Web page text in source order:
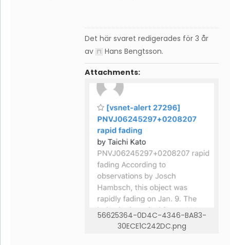
Det här svaret redigerades för 3 år
av
Hans Bengtsson.
Attachments:
56625364-0D4C-4346-BA83-
30ECE1C242DC.png